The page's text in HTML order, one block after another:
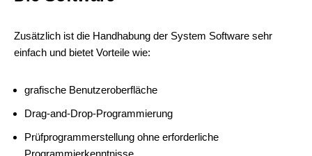
Zusätzlich ist die Handhabung der System Software sehr
einfach und bietet Vorteile wie:
grafische Benutzeroberfläche
Drag-and-Drop-Programmierung
Prüfprogrammerstellung ohne erforderliche
Programmierkenntnisse